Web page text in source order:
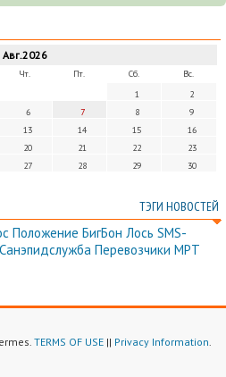
Авг.2026
Чт. Пт. Сб.
Вс.
1
2
6 7 8
9
13 14 15
16
20 21 22
23
27 28 29
30
ТЭГИ НОВОСТЕЙ
Положение БигБон Лось SMS-
Санэпидслужба Перевозчики МРТ
TERMS OF USE|| Privacy Information.